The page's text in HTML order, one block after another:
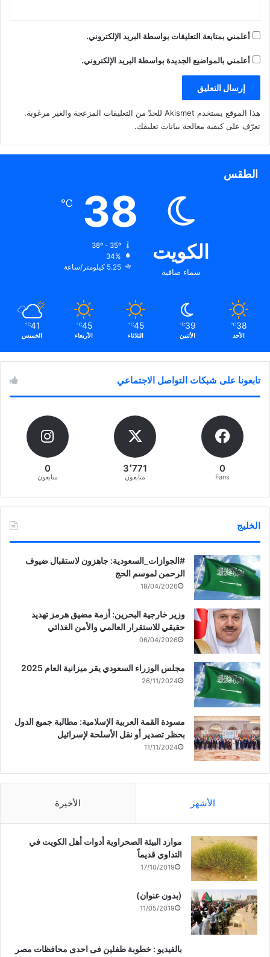
أعلمني بمتابعة التعليقات بواسطة البريد الإلكتروني.
أعلمني بالمواضيع الجديدة بواسطة البريد الإلكتروني.
هذا الموقع يستخدم Akismet للحدّ من التعليقات المزعجة والغير مرغوبة.
تعرّف على كيفية معالجة بيانات تعليقك.
الطقس
الكويت
سماء صافية
38
℃
34%
5.25 كيلومتر/ساعة
38
℃
الأحد
39
℃
الأثنين
45
℃
الثلاثاء
45
℃
الأربعاء
41
℃
الخميس
تابعونا على شبكات التواصل الاجتماعي
0
Fans
3٬771
متابعون
0
متابعون
الخليج
‏‎#الجوازات_السعودية: جاهزون لاستقبال ضيوف
الرحمن لموسم الحج
18/04/2026
وزير خارجية البحرين: أزمة مضيق هرمز تهديد
حقيقي للاستقرار العالمي والأمن الغذائي
06/04/2026
مجلس الوزراء السعودي يقر ميزانية العام 2025
26/11/2024
مسودة القمة العربية الإسلامية: مطالبة جميع الدول
بحظر تصدير أو نقل الأسلحة لإسرائيل
11/11/2024
الأشهر الأخيرة
موارد البيئة الصحراوية أدوات أهل الكويت في
التداوي قديماً
17/10/2019
(بدون عنوان)
11/05/2019
بالفيديو : خطوبة طفلين فى احدى محافظات مصر